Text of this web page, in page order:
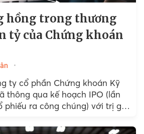
hồng trong thương
tỷ của Chứng khoán
ty cổ phần Chứng khoán Kỹ
thông qua kế hoạch IPO (lần
phiếu ra công chúng) với trị giá